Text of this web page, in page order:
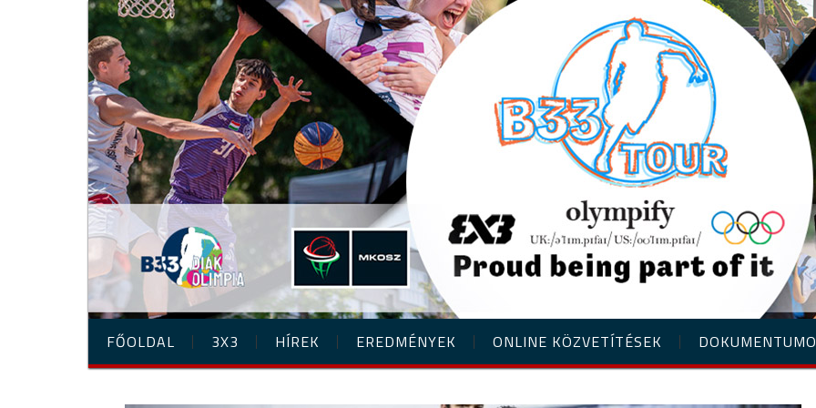
FŐOLDAL 3X3 HÍREK EREDMÉNYEK ONLINE KÖZVETÍTÉSEK